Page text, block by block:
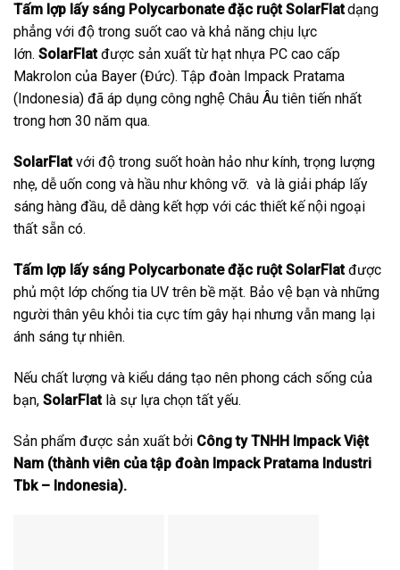
Tấm lợp lấy sáng Polycarbonate đặc ruột SolarFlatdạng
phẳng với độ trong suốt cao và khả năng chịu lực
lớn. SolarFlat được sản xuất từ hạt nhựa PC cao cấp
Makrolon của Bayer (Đức). Tập đoàn Impack Pratama
(Indonesia) đã áp dụng công nghệ Châu Âu tiên tiến nhất
trong hơn 30 năm qua.
SolarFlatvới độ trong suốt hoàn hảo như kính, trọng lượng
nhẹ, dễ uốn cong và hầu như không vỡ. và là giải pháp lấy
sáng hàng đầu, dễ dàng kết hợp với các thiết kế nội ngoại
thất sẵn có.
Tấm lợp lấy sáng Polycarbonate đặc ruột SolarFlatđược
phủ một lớp chống tia UV trên bề mặt. Bảo vệ bạn và những
người thân yêu khỏi tia cực tím gây hại nhưng vẫn mang lại
ánh sáng tự nhiên.
Nếu chất lượng và kiểu dáng tạo nên phong cách sống của
bạn, SolarFlat là sự lựa chọn tất yếu.
Sản phẩm được sản xuất bởi Công ty TNHH Impack Việt
Nam (thành viên của tập đoàn Impack Pratama Industri
Tbk – Indonesia).